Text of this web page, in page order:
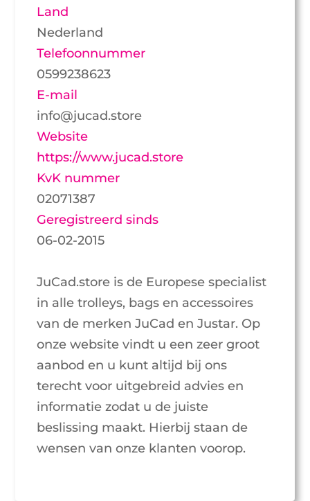
Land
Nederland
Telefoonnummer
0599238623
E-mail
info@jucad.store
Website
https://www.jucad.store
KvK nummer
02071387
Geregistreerd sinds
06-02-2015
JuCad.store is de Europese specialist
in alle trolleys, bags en accessoires
van de merken JuCad en Justar. Op
onze website vindt u een zeer groot
aanbod en u kunt altijd bij ons
terecht voor uitgebreid advies en
informatie zodat u de juiste
beslissing maakt. Hierbij staan de
wensen van onze klanten voorop.